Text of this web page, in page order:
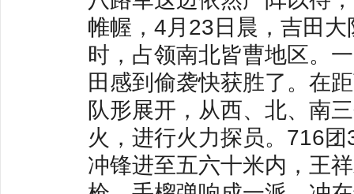
帷幄，4月23日晨，吉田
时，占领南北皆曹地区。
田感到偷袭快获胜了。在
队形展开，从西、北、南
火，进行火力探员。716
冲锋进至五六十米内，王